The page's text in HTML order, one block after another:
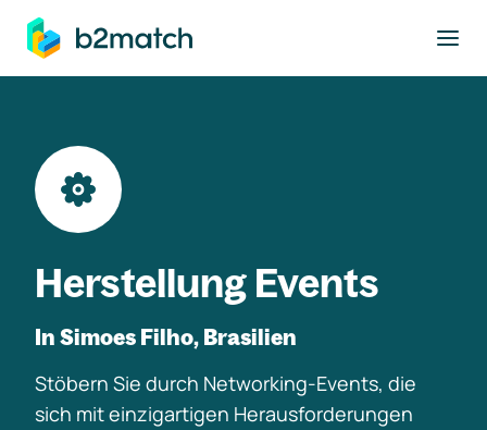
springen
Herstellung Events
In Simoes Filho, Brasilien
Stöbern Sie durch Networking-Events, die
sich mit einzigartigen Herausforderungen